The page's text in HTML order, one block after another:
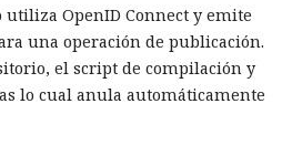
OpenID Connect y emite
una operación de publicación.
el script de compilación y
lo cual anula automáticamente